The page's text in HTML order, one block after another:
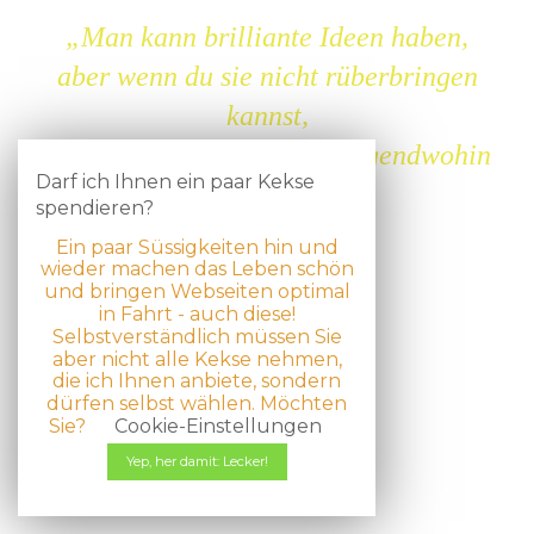
„Man kann brilliante Ideen haben,
aber wenn du sie nicht rüberbringen
kannst,
werden deine Ideen dich nirgendwohin
bringen.“
Lido Anthony „Lee“ Iacocca
© 2026 WordPresstheme by DinevThemes
Darf ich Ihnen ein paar Kekse
spendieren?
Ein paar Süssigkeiten hin und
wieder machen das Leben schön
und bringen Webseiten optimal
in Fahrt - auch diese!
Selbstverständlich müssen Sie
aber nicht alle Kekse nehmen,
die ich Ihnen anbiete, sondern
dürfen selbst wählen. Möchten
Sie?
Cookie-Einstellungen
Yep, her damit: Lecker!